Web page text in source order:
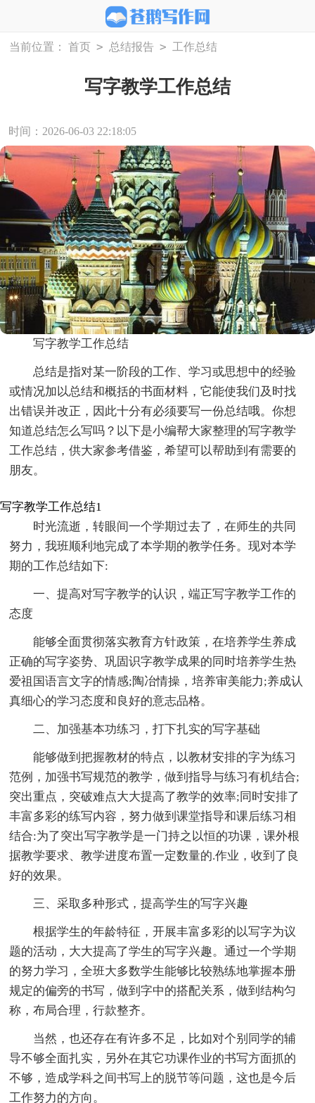
当前位置： 首页 > 总结报告 > 工作总结
写字教学工作总结
时间：2026-06-03 22:18:05
写字教学工作总结
总结是指对某一阶段的工作、学习或思想中的经验
或情况加以总结和概括的书面材料，它能使我们及时找
出错误并改正，因此十分有必须要写一份总结哦。你想
知道总结怎么写吗？以下是小编帮大家整理的写字教学
工作总结，供大家参考借鉴，希望可以帮助到有需要的
朋友。
写字教学工作总结1
时光流逝，转眼间一个学期过去了，在师生的共同
努力，我班顺利地完成了本学期的教学任务。现对本学
期的工作总结如下:
一、提高对写字教学的认识，端正写字教学工作的
态度
能够全面贯彻落实教育方针政策，在培养学生养成
正确的写字姿势、巩固识字教学成果的同时培养学生热
爱祖国语言文字的情感;陶冶情操，培养审美能力;养成认
真细心的学习态度和良好的意志品格。
二、加强基本功练习，打下扎实的写字基础
能够做到把握教材的特点，以教材安排的字为练习
范例，加强书写规范的教学，做到指导与练习有机结合;
突出重点，突破难点大大提高了教学的效率;同时安排了
丰富多彩的练写内容，努力做到课堂指导和课后练习相
结合:为了突出写字教学是一门持之以恒的功课，课外根
据教学要求、教学进度布置一定数量的.作业，收到了良
好的效果。
三、采取多种形式，提高学生的写字兴趣
根据学生的年龄特征，开展丰富多彩的以写字为议
题的活动，大大提高了学生的写字兴趣。通过一个学期
的努力学习，全班大多数学生能够比较熟练地掌握本册
规定的偏旁的书写，做到字中的搭配关系，做到结构匀
称，布局合理，行款整齐。
当然，也还存在有许多不足，比如对个别同学的辅
导不够全面扎实，另外在其它功课作业的书写方面抓的
不够，造成学科之间书写上的脱节等问题，这也是今后
工作努力的方向。